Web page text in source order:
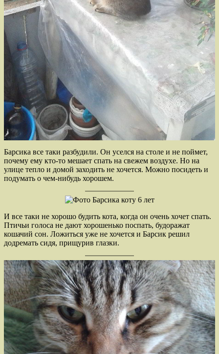
Барсика все таки разбудили. Он уселся на столе и не поймет,
почему ему кто-то мешает спать на свежем воздухе. Но на
улице тепло и домой заходить не хочется. Можно посидеть и
подумать о чем-нибудь хорошем.
И все таки не хорошо будить кота, когда он очень хочет спать.
Птичьи голоса не дают хорошенько поспать, будоражат
кошачий сон. Ложиться уже не хочется и Барсик решил
додремать сидя, прищурив глазки.